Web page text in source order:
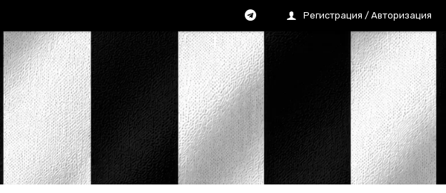
Регистрация / Авторизация